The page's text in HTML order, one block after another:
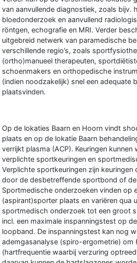
van aanvullende diagnostiek, zoals bijv.
bloedonderzoek en aanvullend
röntgen, echografie en MRI. Verder
uitgebreid netwerk van paramedische
verschillende regio’s, zoals
(ortho)manueel therapeuten,
schoenmakers en orthopedische
(indien noodzakelijk) snel een adequate
plaatsvinden.
Op de lokaties Baarn en Hoorn vindt
plaats en op de lokatie Baarn
verrijkt plasma (ACP). Keuringen
verplichte sportkeuringen en
Verplichte sportkeuringen zijn
door de desbetreffende sportbond of
Sportmedische onderzoeken vinden op
(aspirant)sporter plaats en variëren qua
sportmedisch onderzoek tot een groot
incl. een maximale inspanningstest op
loopband. De inspanningstest kan nog
ademgasanalyse (spiro-ergometrie) om
(hartfrequentie waarbij verzuring